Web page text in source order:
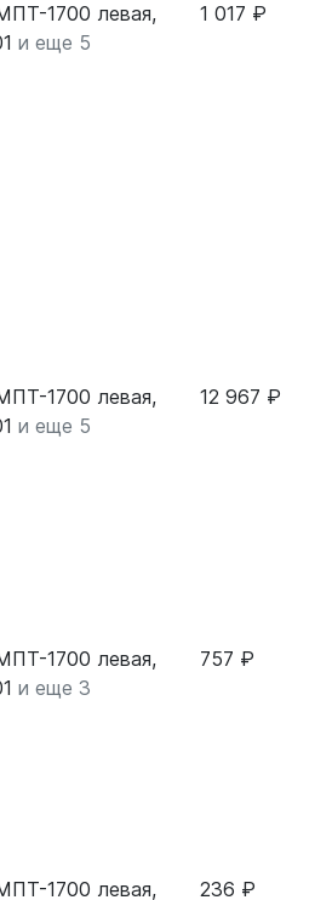
1700 левая,
и еще 5
1 017 ₽
1700 левая,
и еще 5
12 967 ₽
1700 левая,
и еще 3
757 ₽
1700 левая,
236 ₽